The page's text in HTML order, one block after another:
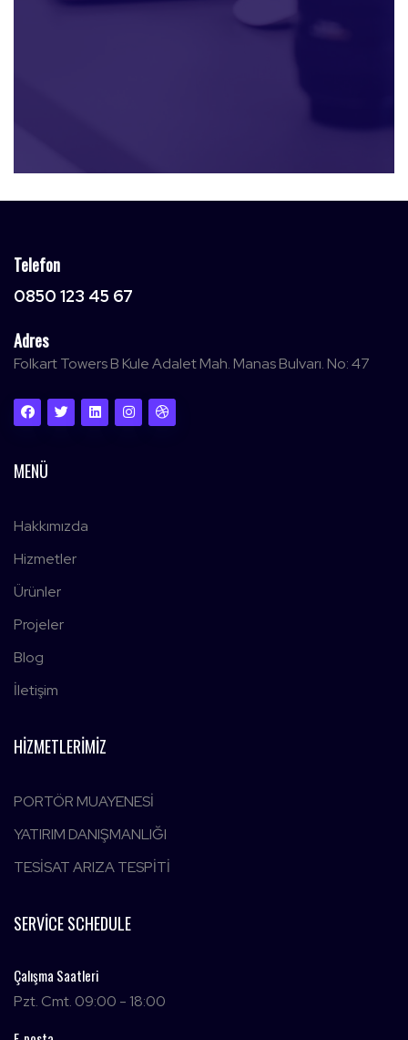
Telefon
0850 123 45 67
Adres
Folkart Towers B Kule Adalet Mah. Manas Bulvarı. No: 47
MENÜ
Hakkımızda
Hizmetler
Ürünler
Projeler
Blog
İletişim
HIZMETLERIMIZ
PORTÖR MUAYENESİ
YATIRIM DANIŞMANLIĞI
TESİSAT ARIZA TESPİTİ
SERVICE SCHEDULE
Çalışma Saatleri
Pzt. Cmt. 09:00 - 18:00